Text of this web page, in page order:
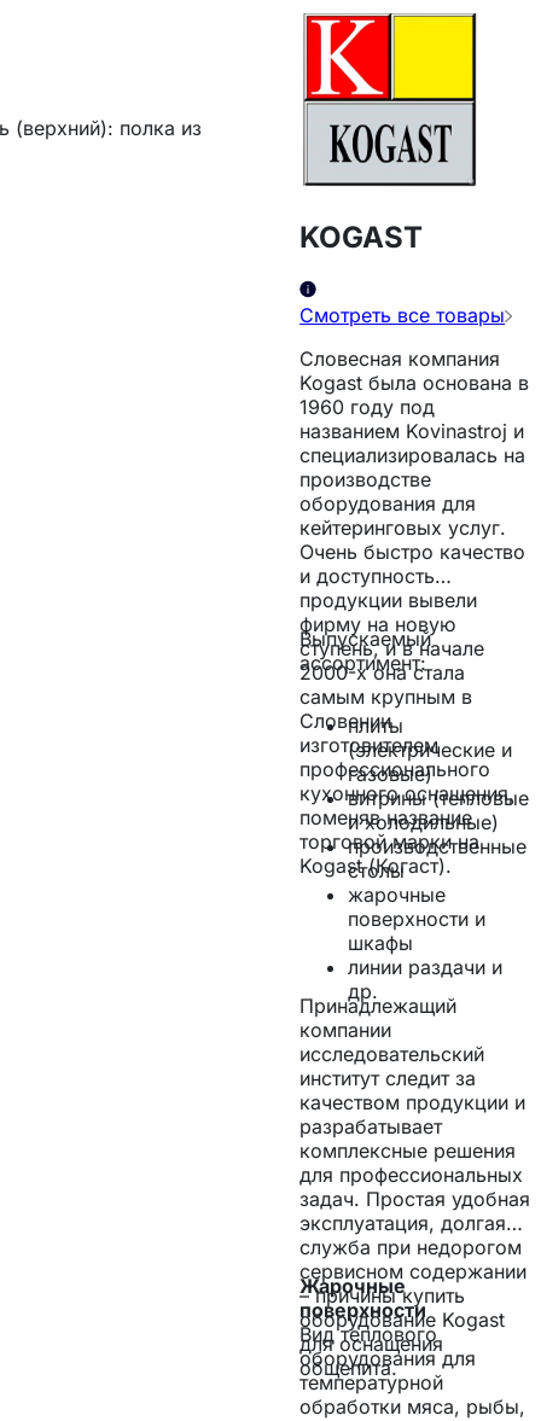
(верхний): полка из
KOGAST
Смотреть все товары
Словесная компания
Kogast была основана в
1960 году под
названием Kovinastroj и
специализировалась на
производстве
оборудования для
кейтеринговых услуг.
Очень быстро качество
и доступность
продукции вывели
фирму на новую
ступень, и в начале
2000-х она стала
самым крупным в
Словении
изготовителем
профессионального
кухонного оснащения,
поменяв название
торговой марки на
Kogast (Когаст).
Выпускаемый
ассортимент:
плиты
(электрические и
газовые)
витрины (тепловые
и холодильные)
производственные
столы
жарочные
поверхности и
шкафы
линии раздачи и
др.
Принадлежащий
компании
исследовательский
институт следит за
качеством продукции и
разрабатывает
комплексные решения
для профессиональных
задач. Простая удобная
эксплуатация, долгая
служба при недорогом
сервисном содержании
– причины купить
оборудование Kogast
для оснащения
общепита.
Жарочные
поверхности
Вид теплового
оборудования для
температурной
обработки мяса, рыбы,